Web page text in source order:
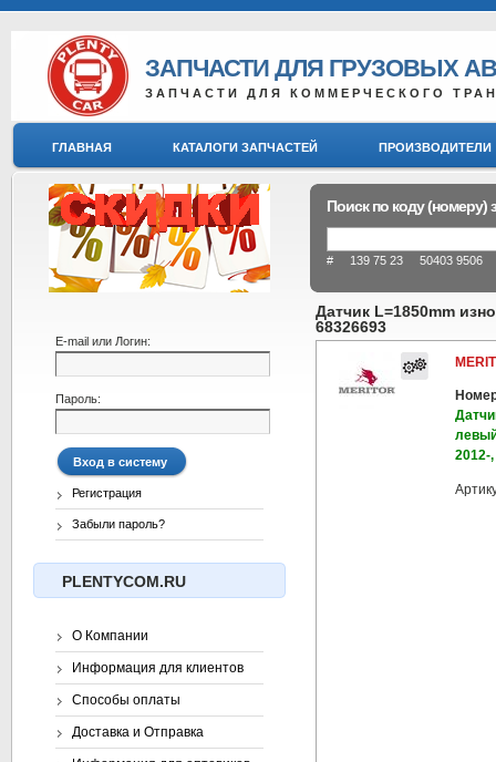
ЗАПЧАСТИ ДЛЯ ГРУЗОВЫХ
ЗАПЧАСТИ ДЛЯ КОММЕРЧЕСКОГО
ГЛАВНАЯ КАТАЛОГИ ЗАПЧАСТЕЙ ПРОИЗВОДИТЕЛИ
Поиск по коду (номеру)
# 139 75 23 50403 9506
Датчик L=1850mm
68326693
2012-,
E-mail или Логин:
Пароль:
Регистрация
Забыли пароль?
PLENTYCOM.RU
О Компании
Информация для клиентов
Способы оплаты
Доставка и Отправка